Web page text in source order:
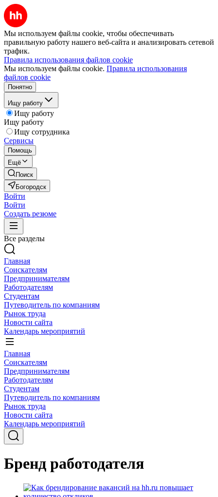
Мы используем файлы cookie, чтобы обеспечивать
правильную работу нашего веб-сайта и анализировать сетевой
трафик.
Правила использования файлов cookie
Мы используем файлы cookie. Правила использования
файлов cookie
Понятно
Ищу работу
Ищу работу
Ищу работу
Ищу сотрудника
Сервисы
Помощь
Ещё
Поиск
Богородск
Войти
Войти
Создать резюме
Все разделы
Главная
Соискателям
Предпринимателям
Работодателям
Студентам
Путеводитель по компаниям
Рынок труда
Новости сайта
Календарь мероприятий
Главная
Соискателям
Предпринимателям
Работодателям
Студентам
Путеводитель по компаниям
Рынок труда
Новости сайта
Календарь мероприятий
Бренд работодателя